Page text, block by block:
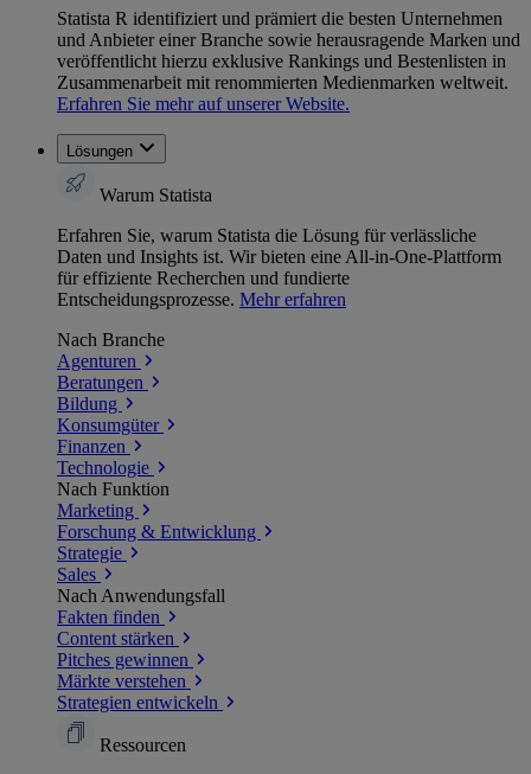
Statista R identifiziert und prämiert die besten Unternehmen
und Anbieter einer Branche sowie herausragende Marken und
veröffentlicht hierzu exklusive Rankings und Bestenlisten in
Zusammenarbeit mit renommierten Medienmarken weltweit.
Erfahren Sie mehr auf unserer Website.
Lösungen
Warum Statista
Erfahren Sie, warum Statista die Lösung für verlässliche
Daten und Insights ist. Wir bieten eine All-in-One-Plattform
für effiziente Recherchen und fundierte
Entscheidungsprozesse. Mehr erfahren
Nach Branche
Agenturen
Beratungen
Bildung
Konsumgüter
Finanzen
Technologie
Nach Funktion
Marketing
Forschung & Entwicklung
Strategie
Sales
Nach Anwendungsfall
Fakten finden
Content stärken
Pitches gewinnen
Märkte verstehen
Strategien entwickeln
Ressourcen